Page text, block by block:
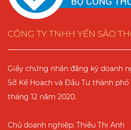
CÔNG TY TNHH YẾN SÀO
Giấy chứng nhận đăng ký doanh
Sở Kế Hoạch và Đầu Tư thành
tháng 12 năm 2020.
Chủ doanh nghiệp: Thiều Thị Anh